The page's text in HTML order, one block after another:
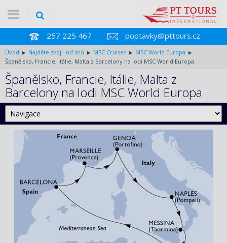
257 225 467 poptavky@pttours.cz
Úvod Najděte svoji loď snů MSC Cruises
MSC World Europa
Španělsko, Francie, Itálie, Malta z Barcelony na lodi MSC World Europa
Španělsko, Francie, Itálie, Malta z
Barcelony na lodi MSC World Europa